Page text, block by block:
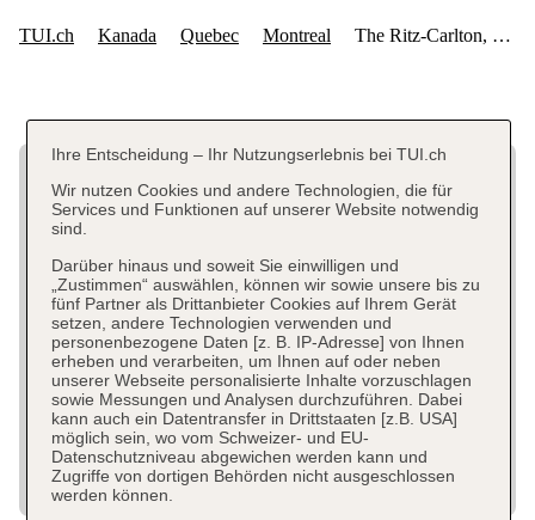
Ihre Entscheidung – Ihr Nutzungserlebnis bei TUI.ch
Wir nutzen Cookies und andere Technologien, die für
Services und Funktionen auf unserer Website notwendig
sind.
Darüber hinaus und soweit Sie einwilligen und
„Zustimmen“ auswählen, können wir sowie unsere bis zu
fünf Partner als Drittanbieter Cookies auf Ihrem Gerät
setzen, andere Technologien verwenden und
personenbezogene Daten [z. B. IP-Adresse] von Ihnen
erheben und verarbeiten, um Ihnen auf oder neben
unserer Webseite personalisierte Inhalte vorzuschlagen
sowie Messungen und Analysen durchzuführen. Dabei
kann auch ein Datentransfer in Drittstaaten [z.B. USA]
möglich sein, wo vom Schweizer- und EU-
Datenschutzniveau abgewichen werden kann und
Zugriffe von dortigen Behörden nicht ausgeschlossen
werden können.